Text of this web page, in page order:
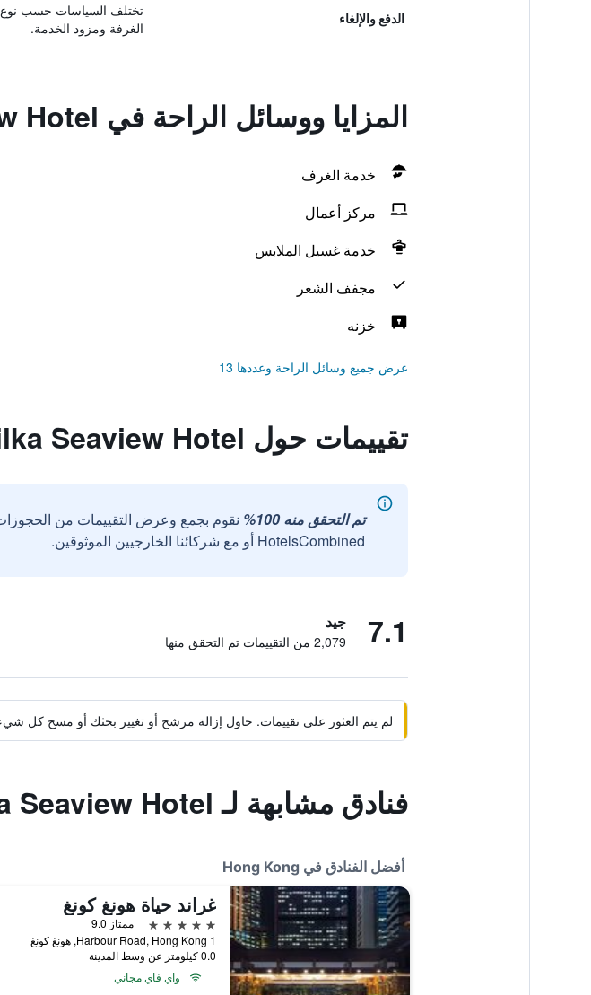
الدفع والإلغاء
تختلف السياسات حسب نوع
الغرفة ومزود الخدمة.
المزايا ووسائل الراحة في Silka Seaview Hotel
خدمة الغرف
مركز أعمال
خدمة غسيل الملابس
مجفف الشعر
خزنه
عرض جميع وسائل الراحة وعددها 13
تقييمات حول Silka Seaview Hotel
تم التحقق منه 100%
نقوم بجمع وعرض التقييمات من
HotelsCombined أو مع شركائنا الخارجيين الموثوقين.
7.1 جيد
2,079 من التقييمات تم التحقق منها
لم يتم العثور على تقييمات. حاول إزالة مرشح أو تغيير بحثك أو مسح كل
فنادق مشابهة لـ Silka Seaview Hotel
أفضل الفنادق في Hong Kong
غراند حياة هونغ كونغ
5 نجوم
ممتاز 9.0
1 Harbour Road, Hong Kong, هونغ كونغ
0.0 كيلومتر عن وسط المدينة
واي فاي مجاني